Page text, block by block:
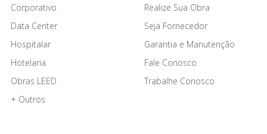
Corporativo
Data Center
Hospitalar
Hotelaria
Obras LEED
+ Outros
Realize Sua Obra
Seja Fornecedor
Garantia e Manutenção
Fale Conosco
Trabalhe Conosco